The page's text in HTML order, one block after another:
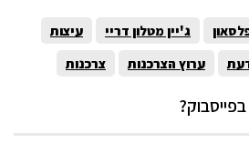
ג'יין מטלון דריי
עיצות
ערוץ הצרכנות צרכנות